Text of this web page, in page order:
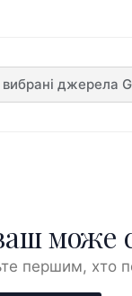
джерела
першим, хто